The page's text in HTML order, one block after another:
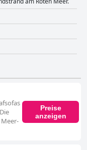
Preise
anzeigen